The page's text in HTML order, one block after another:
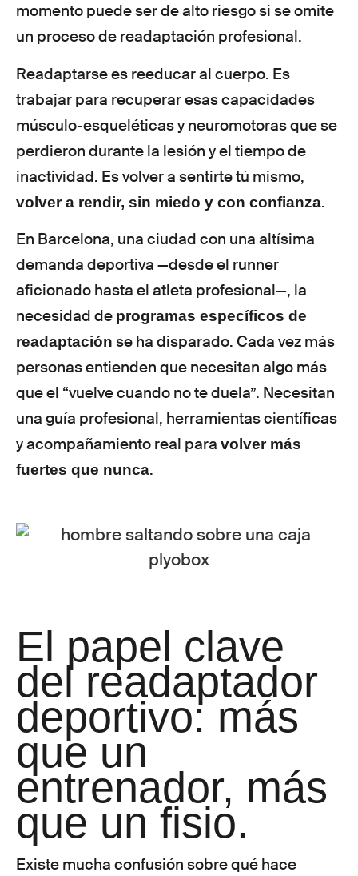
momento puede ser de alto riesgo si se omite
un proceso de readaptación profesional.
Readaptarse es reeducar al cuerpo. Es
trabajar para recuperar esas capacidades
músculo-esqueléticas y neuromotoras que se
perdieron durante la lesión y el tiempo de
inactividad. Es volver a sentirte tú mismo,
volver a rendir, sin miedo y con confianza.
En Barcelona, una ciudad con una altísima
demanda deportiva —desde el runner
aficionado hasta el atleta profesional—, la
necesidad de programas específicos de
readaptación se ha disparado. Cada vez más
personas entienden que necesitan algo más
que el “vuelve cuando no te duela”. Necesitan
una guía profesional, herramientas científicas
y acompañamiento real para volver más
fuertes que nunca.
El papel clave
del readaptador
deportivo: más
que un
entrenador, más
que un fisio.
Existe mucha confusión sobre qué hace